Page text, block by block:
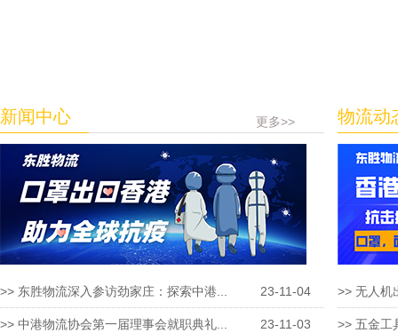
新闻中心 更多>>
>> 东胜物流深入参访劲家庄：探索中港... 23-11-04
>> 中港物流协会第一届理事会就职典礼... 23-11-03
物流动
>> 无人机
>> 五金工